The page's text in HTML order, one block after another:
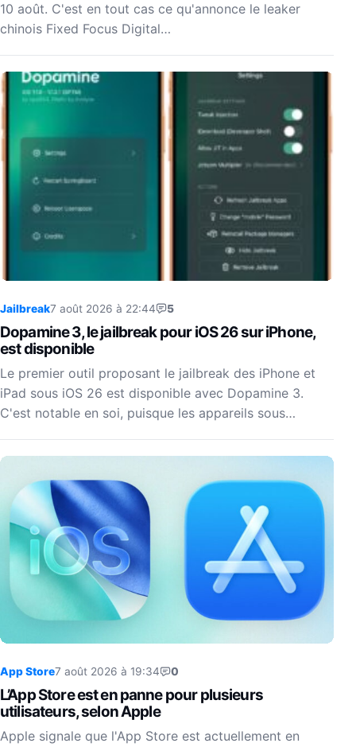
10 août. C'est en tout cas ce qu'annonce le leaker
chinois Fixed Focus Digital…
Jailbreak7 août 2026 à 22:44 5
Dopamine 3, le jailbreak pour iOS 26 sur iPhone,
est disponible
Le premier outil proposant le jailbreak des iPhone et
iPad sous iOS 26 est disponible avec Dopamine 3.
C'est notable en soi, puisque les appareils sous…
App Store7 août 2026 à 19:34 0
L’App Store est en panne pour plusieurs
utilisateurs, selon Apple
Apple signale que l'App Store est actuellement en